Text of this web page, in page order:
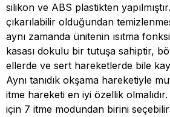
silikon ve ABS plastikten
çıkarılabilir olduğundan
aynı zamanda ünitenin ısıtma
kasası dokulu bir tutuşa sahiptir,
ellerde ve sert hareketlerde bile
Aynı tanıdık okşama hareketiyle
itme hareketi en iyi özellik
için 7 itme modundan birini